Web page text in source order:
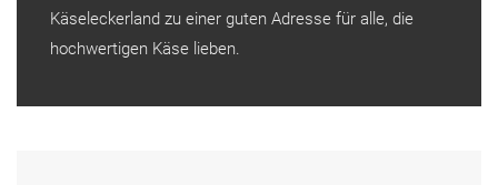
Käseleckerland zu einer guten Adresse für alle, die
hochwertigen Käse lieben.